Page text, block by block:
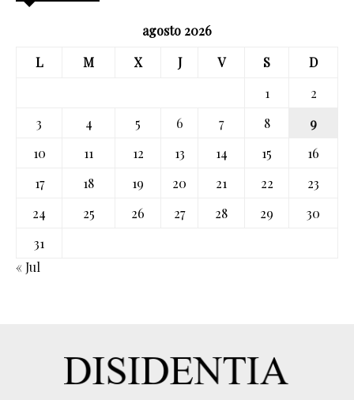
agosto 2026
L
M X J V S
D
1
2
3
4 5 6 7 8
9
10
11 12 13 14 15
16
17
18 19 20 21 22
23
24
25 26 27 28 29
30
31
« Jul